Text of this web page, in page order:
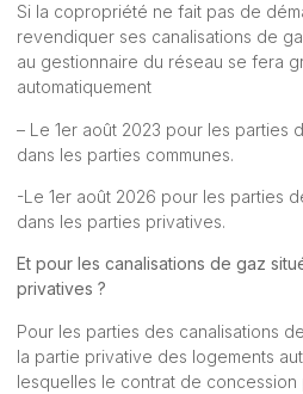
Si la copropriété ne fait pas de
revendiquer ses canalisations de
au gestionnaire du réseau se fera
automatiquement
– Le 1er août 2023 pour les parties
dans les parties communes.
-Le 1er août 2026 pour les parties
dans les parties privatives.
Et pour les canalisations de gaz
privatives ?
Pour les parties des canalisations
la partie privative des logements
lesquelles le contrat de